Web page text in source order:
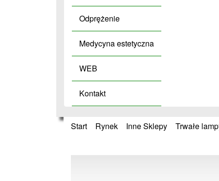
Odprężenie
Medycyna estetyczna
WEB
Kontakt
Start Rynek Inne Sklepy Trwałe